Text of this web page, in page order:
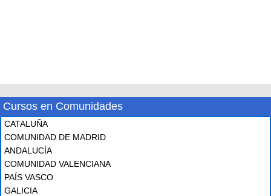
Cursos en Comunidades
CATALUÑA
COMUNIDAD DE MADRID
ANDALUCÍA
COMUNIDAD VALENCIANA
PAÍS VASCO
GALICIA